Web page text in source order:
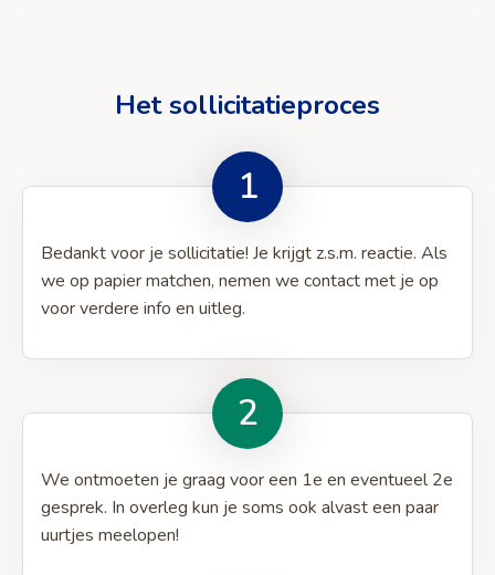
Het sollicitatieproces
1
Bedankt voor je sollicitatie! Je krijgt z.s.m. reactie. Als
we op papier matchen, nemen we contact met je op
voor verdere info en uitleg.
2
We ontmoeten je graag voor een 1e en eventueel 2e
gesprek. In overleg kun je soms ook alvast een paar
uurtjes meelopen!